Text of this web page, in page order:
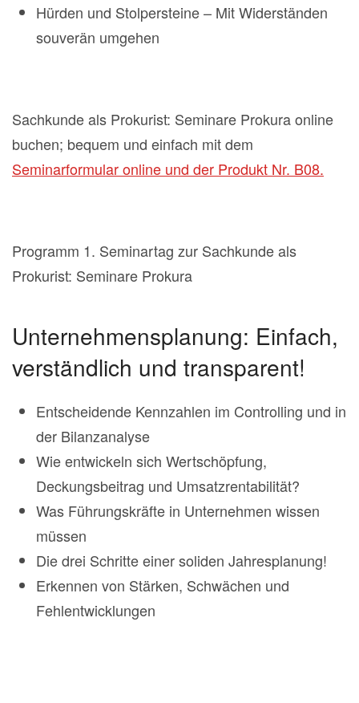
Hürden und Stolpersteine – Mit Widerständen
souverän umgehen
Sachkunde als Prokurist: Seminare Prokura online
buchen; bequem und einfach mit dem
Seminarformular online und der Produkt Nr. B08.
Programm 1. Seminartag zur Sachkunde als
Prokurist: Seminare Prokura
Unternehmensplanung: Einfach,
verständlich und transparent!
Entscheidende Kennzahlen im Controlling und in
der Bilanzanalyse
Wie entwickeln sich Wertschöpfung,
Deckungsbeitrag und Umsatzrentabilität?
Was Führungskräfte in Unternehmen wissen
müssen
Die drei Schritte einer soliden Jahresplanung!
Erkennen von Stärken, Schwächen und
Fehlentwicklungen